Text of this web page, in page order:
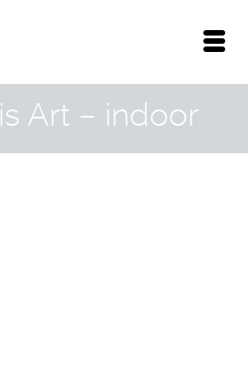
Art – indoor